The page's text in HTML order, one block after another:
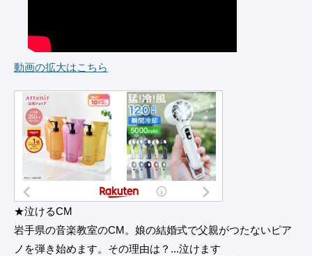
動画の拡大はこちら
★泣けるCM
岩手県の音楽教室のCM。娘の結婚式で父親がつたないピア
ノを弾き始めます。その理由は？...泣けます